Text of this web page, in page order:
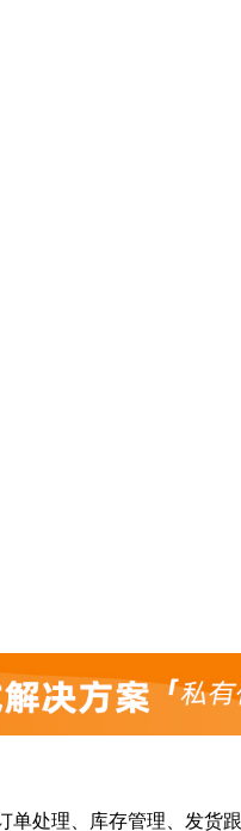
处理、库存管理、发货